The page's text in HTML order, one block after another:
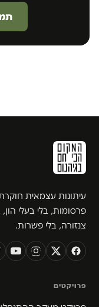
עיתונות עצמאית
פרסומות, בלי בעלי הון,
צנזורה, בלי פשרות.
פרויקטים